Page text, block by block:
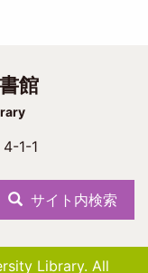
館
1-1
サイト内検索
Library. All